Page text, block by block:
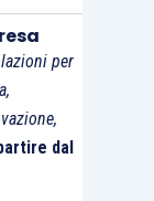
per
dal